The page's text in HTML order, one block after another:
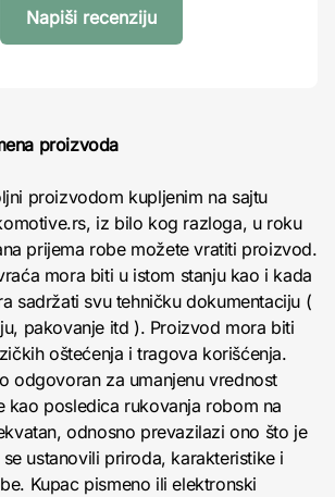
Napiši recenziju
proizvoda
proizvodom kupljenim na sajtu
iz bilo kog razloga, u roku
prijema robe možete vratiti proizvod.
mora biti u istom stanju kao i kada
sadržati svu tehničku dokumentaciju (
pakovanje itd ). Proizvod mora biti
oštećenja i tragova korišćenja.
odgovoran za umanjenu vrednost
kao posledica rukovanja robom na
odnosno prevazilazi ono što je
ustanovili priroda, karakteristike i
Kupac pismeno ili elektronski